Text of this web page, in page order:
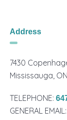
Address
7430
Mississauga,
TELEPHONE:
GENERAL EMAIL: